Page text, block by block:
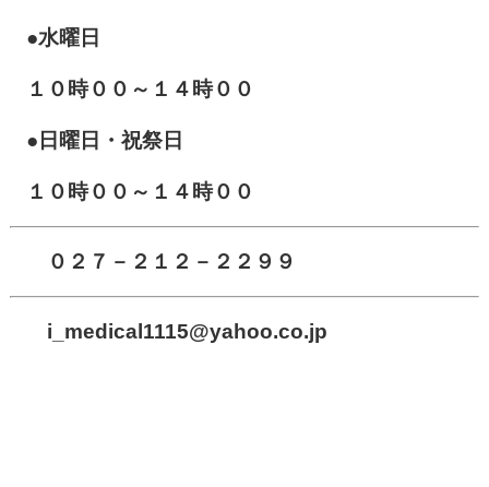
●水曜日
１０時００～１４時００
●日曜日・祝祭日
１０時００～１４時００
０２７－２１２－２２９９
i_medical1115@yahoo.co.jp